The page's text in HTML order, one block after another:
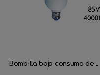
Bombilla bajo consumo de...